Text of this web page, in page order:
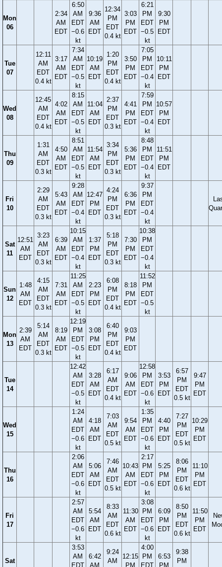
Mon
06
2:34
AM
EDT
6:50
AM
EDT
−0.6
kt
9:36
AM
EDT
12:34
PM
EDT
0.4 kt
3:03
PM
EDT
6:21
PM
EDT
−0.5
kt
9:30
PM
EDT
Tue
07
12:11
AM
EDT
0.4 kt
3:17
AM
EDT
7:34
AM
EDT
−0.5
kt
10:19
AM
EDT
1:20
PM
EDT
0.4 kt
3:50
PM
EDT
7:05
PM
EDT
−0.4
kt
10:11
PM
EDT
Wed
08
12:45
AM
EDT
0.4 kt
4:02
AM
EDT
8:15
AM
EDT
−0.5
kt
11:04
AM
EDT
2:37
PM
EDT
0.3 kt
4:41
PM
EDT
7:59
PM
EDT
−0.4
kt
10:57
PM
EDT
Thu
09
1:31
AM
EDT
0.3 kt
4:50
AM
EDT
8:51
AM
EDT
−0.5
kt
11:54
AM
EDT
3:34
PM
EDT
0.3 kt
5:36
PM
EDT
8:48
PM
EDT
−0.4
kt
11:51
PM
EDT
Fri
10
2:29
AM
EDT
0.3 kt
5:43
AM
EDT
9:28
AM
EDT
−0.4
kt
12:47
PM
EDT
4:24
PM
EDT
0.3 kt
6:36
PM
EDT
9:37
PM
EDT
−0.4
kt
Sat
11
12:51
AM
EDT
3:23
AM
EDT
0.3 kt
6:39
AM
EDT
10:15
AM
EDT
−0.4
kt
1:37
PM
EDT
5:18
PM
EDT
0.3 kt
7:30
PM
EDT
10:38
PM
EDT
−0.4
kt
Sun
12
1:48
AM
EDT
4:15
AM
EDT
0.3 kt
7:31
AM
EDT
11:25
AM
EDT
−0.5
kt
2:23
PM
EDT
6:08
PM
EDT
0.4 kt
8:18
PM
EDT
11:52
PM
EDT
−0.5
kt
Mon
13
2:39
AM
EDT
5:14
AM
EDT
0.3 kt
8:19
AM
EDT
12:19
PM
EDT
−0.5
kt
3:08
PM
EDT
6:40
PM
EDT
0.4 kt
9:03
PM
EDT
Tue
14
12:42
AM
EDT
−0.5
kt
3:28
AM
EDT
6:17
AM
EDT
0.4 kt
9:06
AM
EDT
12:58
PM
EDT
−0.6
kt
3:53
PM
EDT
6:57
PM
EDT
0.5 kt
9:47
PM
EDT
Wed
15
1:24
AM
EDT
−0.6
kt
4:18
AM
EDT
7:03
AM
EDT
0.5 kt
9:54
AM
EDT
1:35
PM
EDT
−0.6
kt
4:40
PM
EDT
7:27
PM
EDT
0.5 kt
10:29
PM
EDT
Thu
16
2:06
AM
EDT
−0.6
kt
5:06
AM
EDT
7:46
AM
EDT
0.5 kt
10:43
AM
EDT
2:17
PM
EDT
−0.6
kt
5:25
PM
EDT
8:06
PM
EDT
0.6 kt
11:10
PM
EDT
Fri
17
2:57
AM
EDT
−0.6
kt
5:54
AM
EDT
8:33
AM
EDT
0.6 kt
11:30
AM
EDT
3:08
PM
EDT
−0.6
kt
6:09
PM
EDT
8:50
PM
EDT
0.6 kt
11:50
PM
EDT
Sat
3:53
AM
EDT
6:42
AM
9:24
AM
12:15
PM
4:00
PM
EDT
6:53
PM
9:38
PM